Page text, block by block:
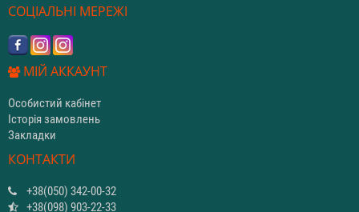
СОЦІАЛЬНІ МЕРЕЖІ
МІЙ АККАУНТ
Особистий кабінет
Історія замовлень
Закладки
КОНТАКТИ
+38(050) 342-00-32
+38(098) 903-22-33